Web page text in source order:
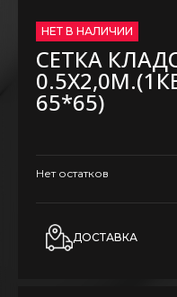
НЕТ В НАЛИЧИИ
СЕТКА
65*65)
Нет остатков
ДОСТАВКА